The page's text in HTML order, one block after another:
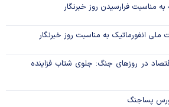
مناسبت فرارسیدن روز خبرنگار
ملی انفورماتیک به مناسبت روز خبرنگار
در روزهای جنگ: جلوی شتاب فزاینده
پساجنگ